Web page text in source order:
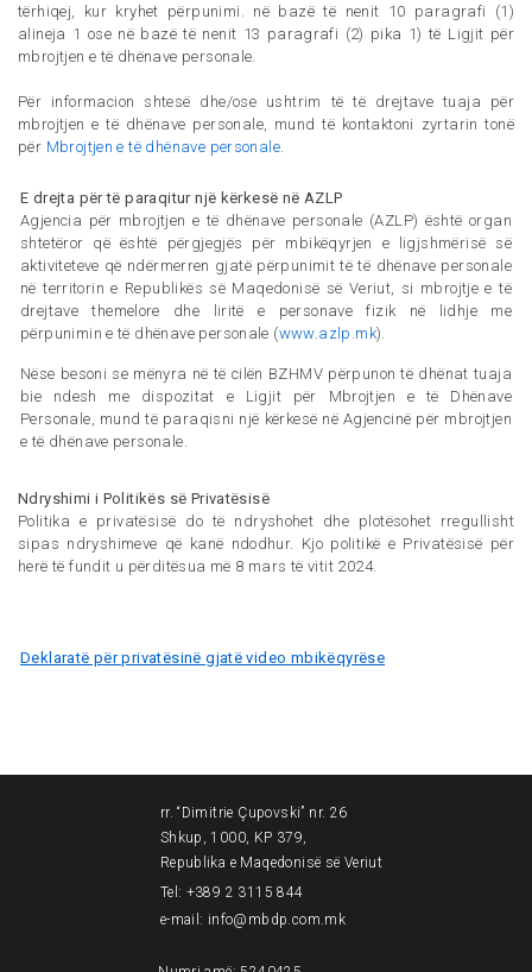
tërhiqej, kur kryhet përpunimi. në bazë të nenit 10 paragrafi (1)
alineja 1 ose në bazë të nenit 13 paragrafi (2) pika 1) të Ligjit për
mbrojtjen e të dhënave personale.
Për informacion shtesë dhe/ose ushtrim të të drejtave tuaja për
mbrojtjen e të dhënave personale, mund të kontaktoni zyrtarin tonë
për Mbrojtjen e të dhënave personale.
E drejta për të paraqitur një kërkesë në AZLP
Agjencia për mbrojtjen e të dhënave personale (AZLP) është organ
shtetëror që është përgjegjës për mbikëqyrjen e ligjshmërisë së
aktiviteteve që ndërmerren gjatë përpunimit të të dhënave personale
në territorin e Republikës së Maqedonisë së Veriut, si mbrojtje e të
drejtave themelore dhe liritë e personave fizik në lidhje me
përpunimin e të dhënave personale (www.azlp.mk).
Nëse besoni se mënyra në të cilën BZHMV përpunon të dhënat tuaja
bie ndesh me dispozitat e Ligjit për Mbrojtjen e të Dhënave
Personale, mund të paraqisni një kërkesë në Agjencinë për mbrojtjen
e të dhënave personale.
Ndryshimi i Politikës së Privatësisë
Politika e privatësisë do të ndryshohet dhe plotësohet rregullisht
sipas ndryshimeve që kanë ndodhur. Kjo politikë e Privatësisë për
herë të fundit u përditësua më 8 mars të vitit 2024.
Deklaratë për privatësinë gjatë video mbikëqyrëse
rr. “Dimitrie Çupovski” nr. 26
Shkup, 1000, KP 379,
Republika e Maqedonisë së Veriut
Tel: +389 2 3115 844
e-mail: info@mbdp.com.mk